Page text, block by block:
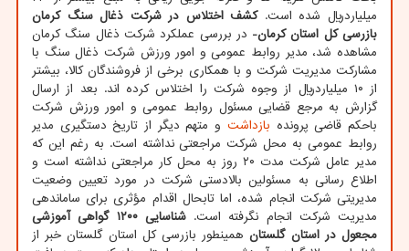
میلیاردریال شده است.کشف اختلاس در شرکت ذغال سنگ کرمان
بازرسی کل استان کرمان- در بررسی عملکرد شرکت ذغال سنگ کرمان
مشاهده شد، مدیر روابط عمومی و امور ورزش شرکت ذغال سنگ با
مشارکت مدیریت شرکت و با همکاری برخی از فروشندگان کالا، بیشتر
از ۱۰ میلیاردریال از وجوه شرکت را اختلاس کرده اند. بعد از ارسال
گزارش به مرجع قضایی مسئول روابط عمومی و امور ورزش شرکت
باحکم قاضی پرونده بازداشت و متهم دیگر از تاریخ دستگیری مدیر
روابط عمومی به محل شرکت مراجعتی نداشته است. به رغم این که
مدیر عامل شرکت مدت ۲۰ روز به محل کار مراجعتی نداشته است و
اطلاع رسانی به مسئولین بالادستی شرکت در مورد تعیین وضعیت
مدیریتی شرکت انجام شده، اما تابحال اقدام مؤثری برای ساماندهی
مدیریت شرکت انجام نگرفته است.
شناسایی ۱۲۰۰ گواهی آموزشی
مجعول در استان گلستانهمینطور بازرسی کل استان گلستان خبر از